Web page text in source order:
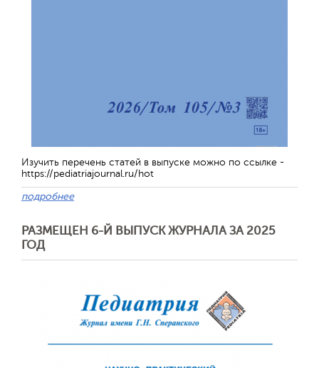
Изучить перечень статей в выпуске можно по ссылке -
https://pediatriajournal.ru/hot
подробнее
РАЗМЕЩЕН 6-Й ВЫПУСК ЖУРНАЛА ЗА 2025
ГОД